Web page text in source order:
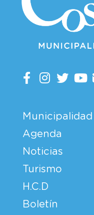
Municipalidad
Agenda
Noticias
Turismo
H.C.D
Boletín